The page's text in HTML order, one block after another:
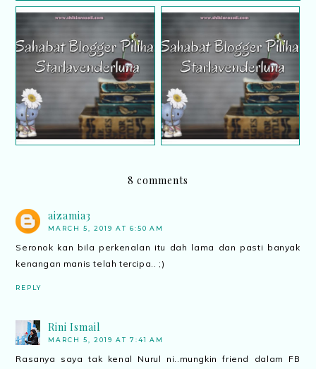
Sahabat blogger pilihan
Starlavenderluna :
Rodiah Amir
Sahabat blogger pilihan
Starlavenderluna :
8 comments
aizamia3
MARCH 5, 2019 AT 6:50 AM
Seronok kan bila perkenalan itu dah lama dan pasti banyak
kenangan manis telah tercipa.. ;)
REPLY
Rini Ismail
MARCH 5, 2019 AT 7:41 AM
Rasanya saya tak kenal Nurul ni..mungkin friend dalam FB